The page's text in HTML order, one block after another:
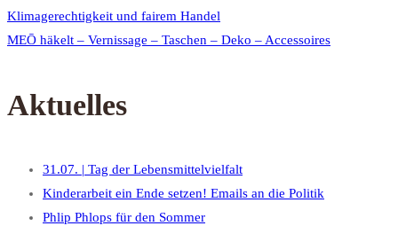
Klimagerechtigkeit und fairem Handel
MEŌ häkelt – Vernissage – Taschen – Deko – Accessoires
Aktuelles
31.07. | Tag der Lebensmittelvielfalt
Kinderarbeit ein Ende setzen! Emails an die Politik
Phlip Phlops für den Sommer